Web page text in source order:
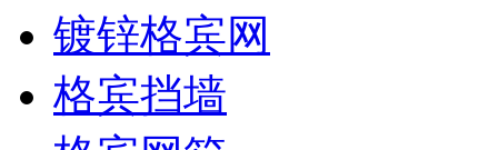
镀锌格宾网
格宾挡墙